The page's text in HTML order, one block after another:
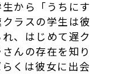
から「うちにす
ラスの学生は彼
、はじめて遅ク
んの存在を知り
くは彼女に出会